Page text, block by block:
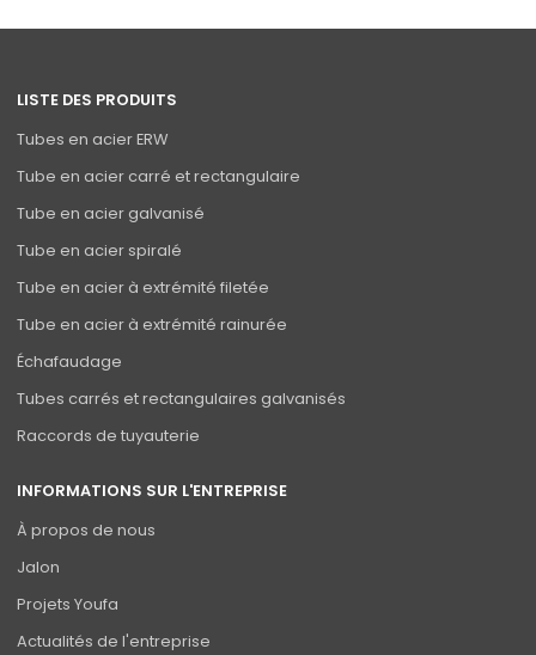
LISTE DES PRODUITS
Tubes en acier ERW
Tube en acier carré et rectangulaire
Tube en acier galvanisé
Tube en acier spiralé
Tube en acier à extrémité filetée
Tube en acier à extrémité rainurée
Échafaudage
Tubes carrés et rectangulaires galvanisés
Raccords de tuyauterie
INFORMATIONS SUR L'ENTREPRISE
À propos de nous
Jalon
Projets Youfa
Actualités de l'entreprise